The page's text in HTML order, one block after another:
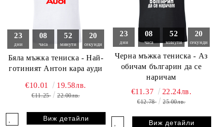
23
дни
08
часа
52
минути
18
секунди
Бяла мъжка тениска - Най-
готиният Антон кара ауди
€10.01 19.58лв.
€11.25 22.00лв.
Виж детайли
23
дни
08
часа
52
минути
18
секунди
Черна мъжка тениска - Аз
обичам българин да се
наричам
€11.37 22.24лв.
€12.78 25.00лв.
Виж детайли